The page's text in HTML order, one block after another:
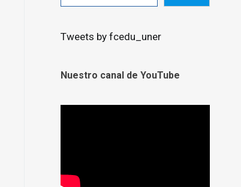
Tweets by fcedu_uner
Nuestro canal de YouTube